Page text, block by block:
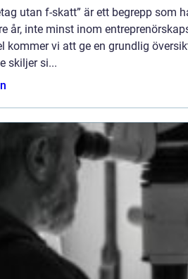
utan f-skatt” är ett begrepp som
år, inte minst inom
kommer vi att ge en grundlig
skiljer si...